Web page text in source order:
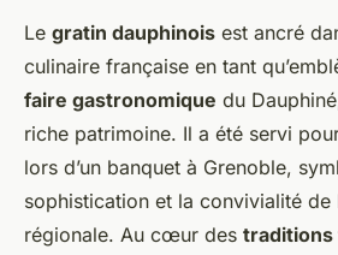
Le gratin dauphinois est ancré
culinaire française en tant
faire gastronomique du
riche patrimoine. Il a été servi
lors d’un banquet à Grenoble,
sophistication et la convivialité de
régionale. Au cœur des traditions